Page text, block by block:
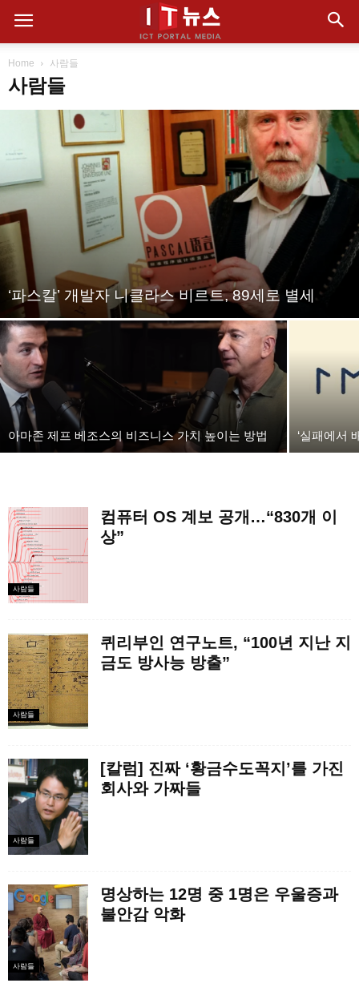
Home 사람들
사람들
‘파스칼’ 개발자 니클라스 비르트, 89세로 별세
아마존 제프 베조스의 비즈니스 가치 높이는 방법 ‘실패에서
사람들
컴퓨터 OS 계보 공개…“830개 이
상”
사람들
퀴리부인 연구노트, “100년 지난 지
금도 방사능 방출”
사람들
[칼럼] 진짜 ‘황금수도꼭지’를 가진
회사와 가짜들
사람들
명상하는 12명 중 1명은 우울증과
불안감 악화